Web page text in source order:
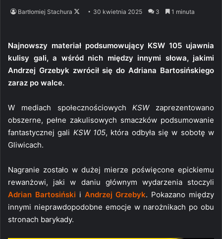
Bartłomiej Stachura
Follow30 kwietnia 2025 3 1 minuta
Najnowszy materiał podsumowujący KSW 105 ujawnia
kulisy gali, a wśród nich między innymi słowa, jakimi
Andrzej Grzebyk zwrócił się do Adriana Bartosińskiego
zaraz po walce.
W mediach społecznościowychKSWzaprezentowano
obszerne, pełne zakulisowych smaczków podsumowanie
fantastycznej gali KSW 105, która odbyła się w sobotę w
Gliwicach.
Nagranie zostało w dużej mierze poświęcone epickiemu
rewanżowi, jaki w daniu głównym wydarzenia stoczyli
Adrian Bartosiński i Andrzej Grzebyk. Pokazano między
innymi nieprawdopodobne emocje w narożnikach po obu
stronach barykady.